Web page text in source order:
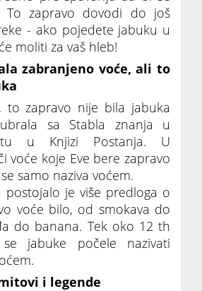
To zapravo dovodi do još
- ako pojedete jabuku u
moliti za vaš hleb!
zabranjeno voće, ali to
to zapravo nije bila jabuka
sa Stabla znanja u
u Knjizi Postanja. U
voće koje Eve bere zapravo
samo naziva voćem.
postojalo je više predloga o
voće bilo, od smokava do
do banana. Tek oko 12 th
jabuke počele nazivati
i legende